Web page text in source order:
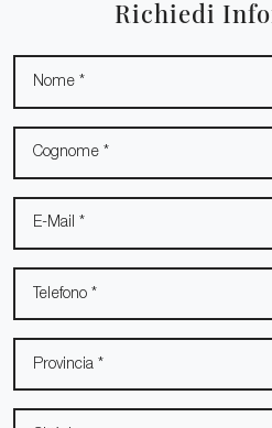
Richiedi